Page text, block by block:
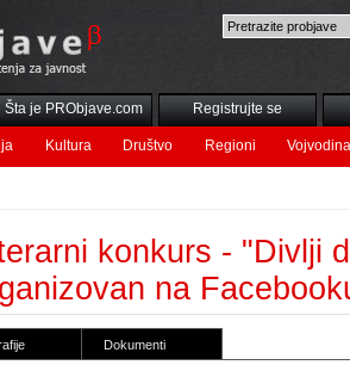
Šta je PRObjave.com Registrujte se
Kultura Društvo Regioni Vojvodina
konkurs - "Divlji
na
Dokumenti